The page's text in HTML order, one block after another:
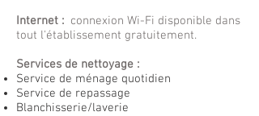
Internet : connexion Wi-Fi disponible dans
tout l'établissement gratuitement.
Services de nettoyage :
Service de ménage quotidien
Service de repassage
Blanchisserie/laverie